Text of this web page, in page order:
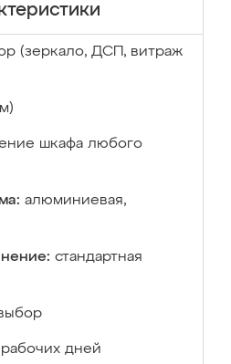
(зеркало, ДСП, витраж
шкафа любого
алюминиевая,
стандартная
дней